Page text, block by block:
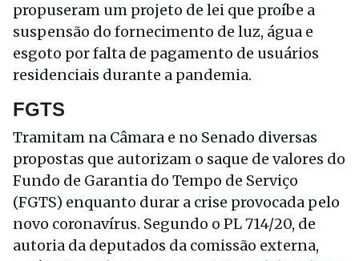
propuseram um projeto de lei que proíbe a
suspensão do fornecimento de luz, água e
esgoto por falta de pagamento de usuários
residenciais durante a pandemia.
FGTS
Tramitam na Câmara e no Senado diversas
propostas que autorizam o saque de valores do
Fundo de Garantia do Tempo de Serviço
(FGTS) enquanto durar a crise provocada pelo
novo coronavírus. Segundo o PL 714/20, de
autoria da deputados da comissão externa,